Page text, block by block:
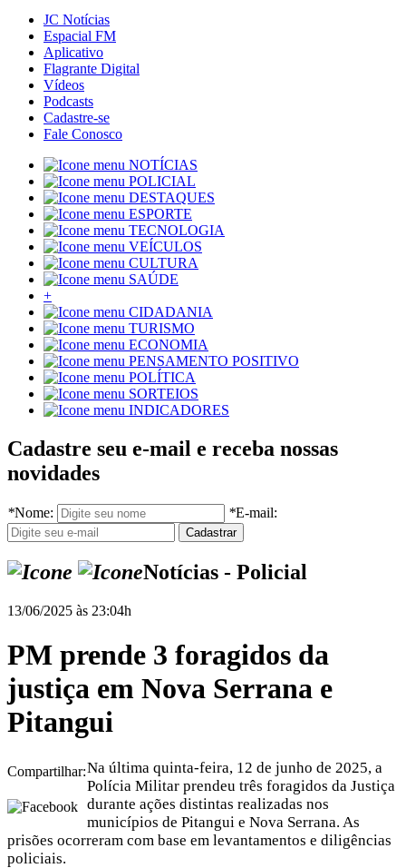
JC Notícias
Espacial FM
Aplicativo
Flagrante Digital
Vídeos
Podcasts
Cadastre-se
Fale Conosco
NOTÍCIAS
POLICIAL
DESTAQUES
ESPORTE
TECNOLOGIA
VEÍCULOS
CULTURA
SAÚDE
+
CIDADANIA
TURISMO
ECONOMIA
PENSAMENTO POSITIVO
POLÍTICA
SORTEIOS
INDICADORES
Cadastre seu e-mail e receba nossas
novidades
*Nome: *E-mail:
Notícias - Policial
13/06/2025 às 23:04h
PM prende 3 foragidos da
justiça em Nova Serrana e
Pitangui
Compartilhar:Na última quinta-feira, 12 de junho de 2025, a
Polícia Militar prendeu três foragidos da Justiça
durante ações distintas realizadas nos
municípios de Pitangui e Nova Serrana. As
prisões ocorreram com base em levantamentos e diligências
policiais.